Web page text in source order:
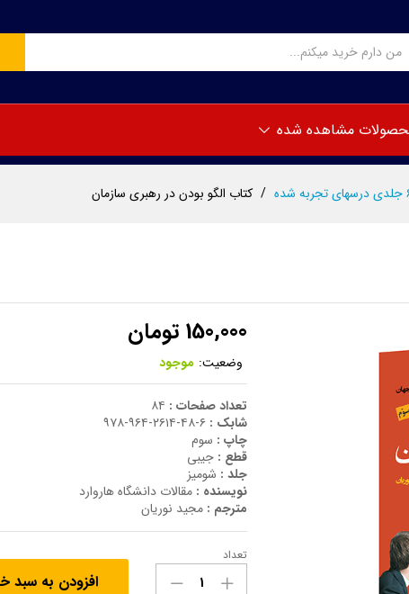
مشاهده شده
/ کتاب الگو بودن در رهبری سازمان
150,000 تومان
وضعیت: موجود
تعداد صفحات :
شابک :
چاپ : سوم
قطع : جیبی
جلد : شومیز
نویسنده : مقالات دانشگاه هاروارد
مترجم : مجید نوریان
کتاب
الگو
تعداد
افزودن به سبد